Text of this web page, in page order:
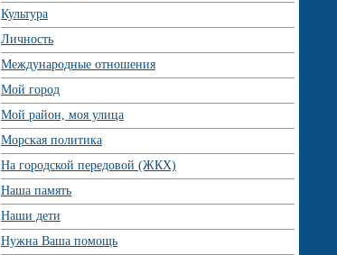
Культура
Личность
Международные отношения
Мой город
Мой район, моя улица
Морская политика
На городской передовой (ЖКХ)
Наша память
Наши дети
Нужна Ваша помощь